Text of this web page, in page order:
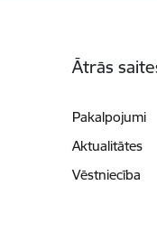
Ātrās
Pakalpojumi
Aktualitātes
Vēstniecība